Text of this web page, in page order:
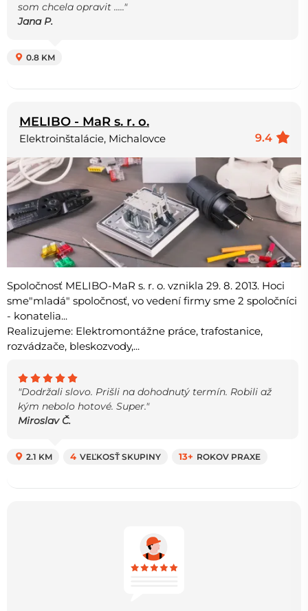
som chcela opravit ....."
Jana P.
0.8 KM
MELIBO - MaR s. r. o.
9.4
Elektroinštalácie, Michalovce
Spoločnosť MELIBO-MaR s. r. o. vznikla 29. 8. 2013. Hoci
sme"mladá" spoločnosť, vo vedení firmy sme 2 spoločníci
- konatelia...
Realizujeme: Elektromontážne práce, trafostanice,
rozvádzače, bleskozvody,...
"Dodržali slovo. Prišli na dohodnutý termín. Robili až
kým nebolo hotové. Super."
Miroslav Č.
2.1 KM 4 VEĽKOSŤ SKUPINY 13+ ROKOV PRAXE